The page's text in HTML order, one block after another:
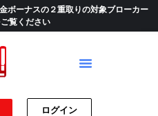
ボーナスの２重取りの対象ブローカー
覧ください
ログイン